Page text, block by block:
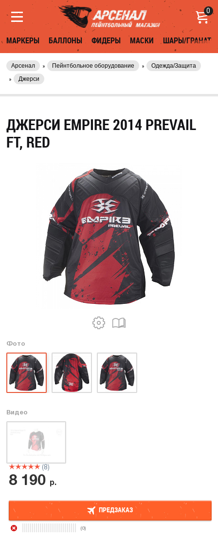
0
МАРКЕРЫ БАЛЛОНЫ ФИДЕРЫ МАСКИ ШАРЫ/ГРАНАТЫ
Арсенал Пейнтбольное оборудование
Одежда/Защита
Джерси
ДЖЕРСИ EMPIRE 2014 PREVAIL
FT, RED
Фото
Видео
(8)
8 190 р.
ПРЕДЗАКАЗ
(0)